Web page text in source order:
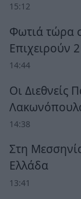
15:12
Φωτιά τώρα
Επιχειρούν
14:44
Οι Διεθνείς
14:38
Στη
Ελλάδα
13:41